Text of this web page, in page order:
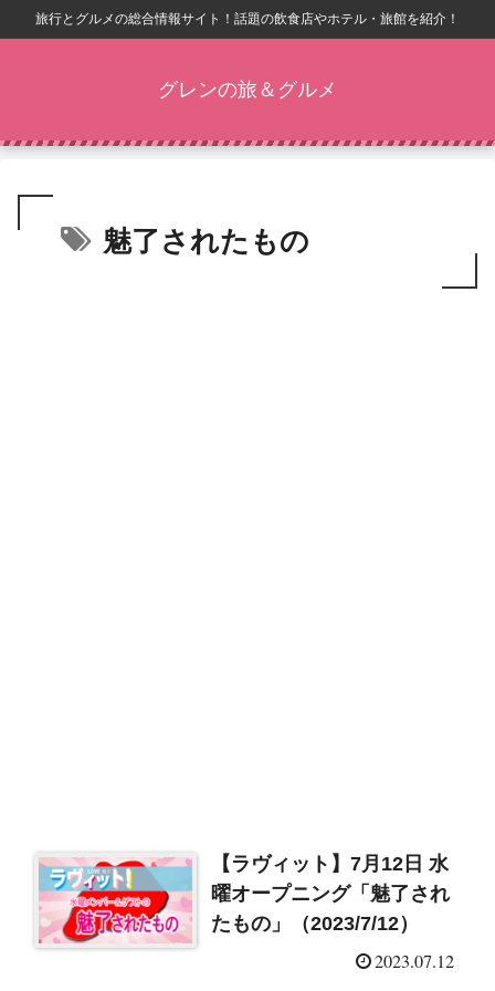
旅行とグルメの総合情報サイト！話題の飲食店やホテル・旅館を紹介！
グレンの旅＆グルメ
魅了されたもの
【ラヴィット】7月12日 水
曜オープニング「魅了され
たもの」（2023/7/12）
2023.07.12